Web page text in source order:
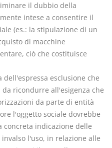
il dubbio della
intese a consentire il
(es.: la stipulazione di un
di macchine
ciò che costituisce
esclusione che
ricondurre all'esigenza che
da parte di entità
l'oggetto sociale dovrebbe
indicazione delle
l'uso, in relazione alle